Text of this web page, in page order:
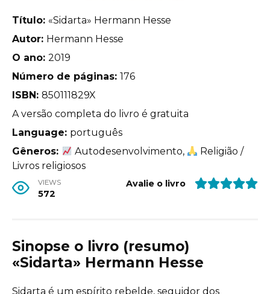
Título: «Sidarta» Hermann Hesse
Autor: Hermann Hesse
O ano: 2019
Número de páginas: 176
ISBN: 850111829X
A versão completa do livro é gratuita
Language: português
Gêneros:
Autodesenvolvimento,
Religião /
Livros religiosos
VIEWS
572
Avalie o livro
Sinopse o livro (resumo)
«Sidarta» Hermann Hesse
Sidarta é um espírito rebelde, seguidor dos